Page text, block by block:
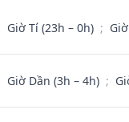
Giờ Tí (23h – 0h) ;
Giờ Dần (3h – 4h) ;